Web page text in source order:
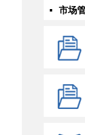
市场